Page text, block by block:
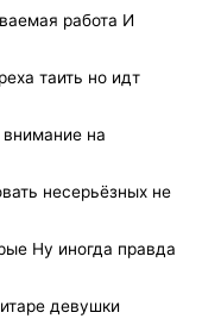
работа И
таить но идт
на
несерьёзных не
Ну иногда правда
девушки